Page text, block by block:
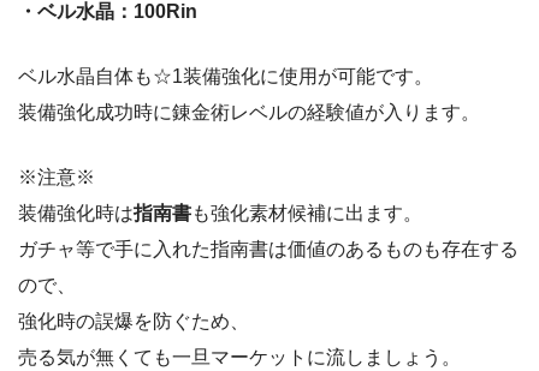
・ベル水晶：100Rin
ベル水晶自体も☆1装備強化に使用が可能です。
装備強化成功時に錬金術レベルの経験値が入ります。
※注意※
装備強化時は指南書も強化素材候補に出ます。
ガチャ等で手に入れた指南書は価値のあるものも存在する
ので、
強化時の誤爆を防ぐため、
売る気が無くても一旦マーケットに流しましょう。